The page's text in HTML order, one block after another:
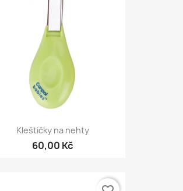
Kleštičky na nehty
60,00 Kč